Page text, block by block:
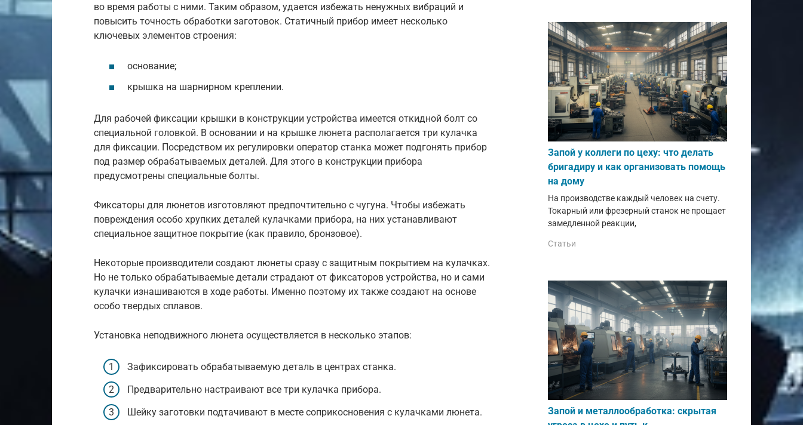
во время работы с ними. Таким образом, удается избежать ненужных вибраций и
повысить точность обработки заготовок. Статичный прибор имеет несколько
ключевых элементов строения:
основание;
крышка на шарнирном креплении.
Для рабочей фиксации крышки в конструкции устройства имеется откидной болт со
специальной головкой. В основании и на крышке люнета располагается три кулачка
для фиксации. Посредством их регулировки оператор станка может подгонять прибор
под размер обрабатываемых деталей. Для этого в конструкции прибора
предусмотрены специальные болты.
Фиксаторы для люнетов изготовляют предпочтительно с чугуна. Чтобы избежать
повреждения особо хрупких деталей кулачками прибора, на них устанавливают
специальное защитное покрытие (как правило, бронзовое).
Некоторые производители создают люнеты сразу с защитным покрытием на кулачках.
Но не только обрабатываемые детали страдают от фиксаторов устройства, но и сами
кулачки изнашиваются в ходе работы. Именно поэтому их также создают на основе
особо твердых сплавов.
Установка неподвижного люнета осуществляется в несколько этапов:
Зафиксировать обрабатываемую деталь в центрах станка.
Предварительно настраивают все три кулачка прибора.
Шейку заготовки подтачивают в месте соприкосновения с кулачками люнета.
Запой у коллеги по цеху: что делать
бригадиру и как организовать помощь
на дому
На производстве каждый человек на счету.
Токарный или фрезерный станок не прощает
замедленной реакции,
Статьи
Запой и металлообработка: скрытая